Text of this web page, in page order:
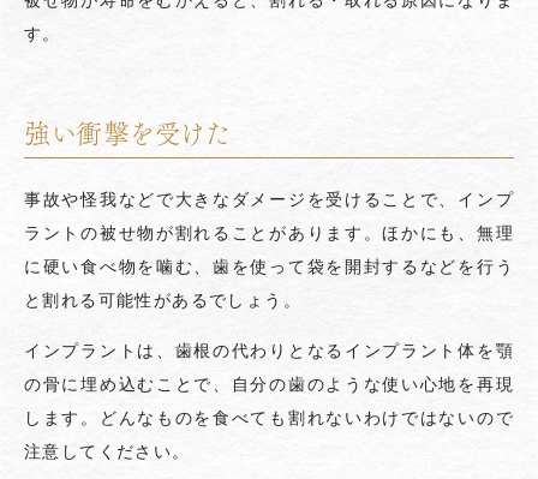
す。
強い衝撃を受けた
事故や怪我などで大きなダメージを受けることで、インプ
ラントの被せ物が割れることがあります。ほかにも、無理
に硬い食べ物を噛む、歯を使って袋を開封するなどを行う
と割れる可能性があるでしょう。
インプラントは、歯根の代わりとなるインプラント体を顎
の骨に埋め込むことで、自分の歯のような使い心地を再現
します。どんなものを食べても割れないわけではないので
注意してください。